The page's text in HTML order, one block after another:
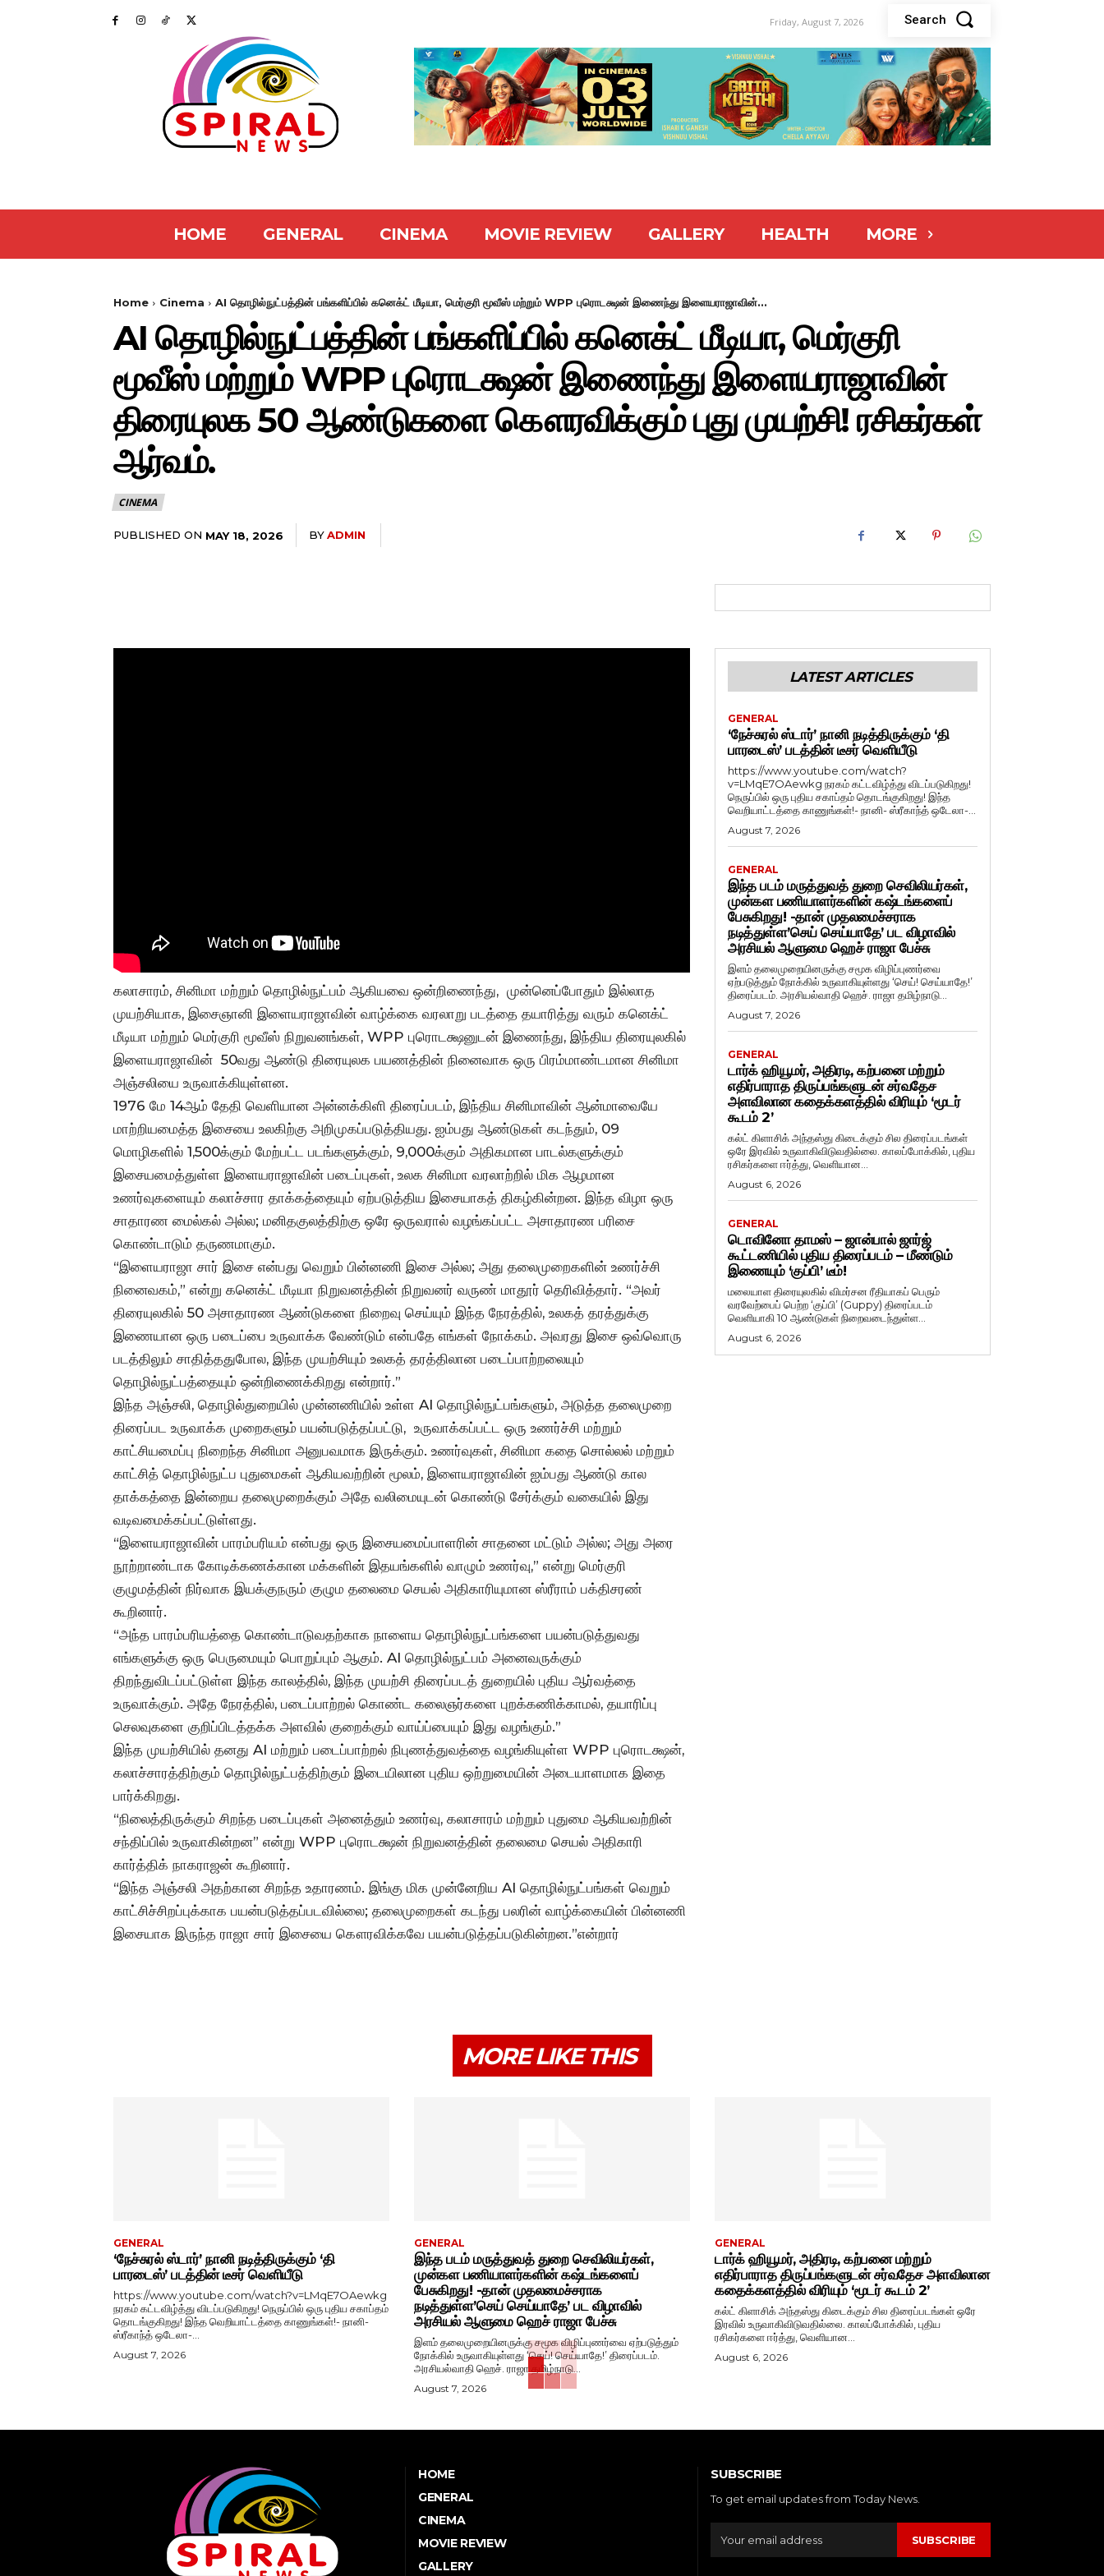
Friday, August 7, 2026 Search
HOME GENERAL CINEMA MOVIE REVIEW GALLERY HEALTH MORE
Home Cinema AI தொழில்நுட்பத்தின் பங்களிப்பில் கனெக்ட் மீடியா, மெர்குரி மூவீஸ் மற்றும் WPP புரொடக்ஷன் இணைந்து இளையராஜாவின்...
AI தொழில்நுட்பத்தின் பங்களிப்பில் கனெக்ட் மீடியா, மெர்குரி
மூவீஸ் மற்றும் WPP புரொடக்ஷன் இணைந்து இளையராஜாவின்
திரையுலக 50 ஆண்டுகளை கௌரவிக்கும் புது முயற்சி! ரசிகர்கள்
ஆர்வம்.
CINEMA
PUBLISHED ON MAY 18, 2026 BYADMIN
கலாசாரம், சினிமா மற்றும் தொழில்நுட்பம் ஆகியவை ஒன்றிணைந்து, முன்னெப்போதும் இல்லாத
முயற்சியாக, இசைஞானி இளையராஜாவின் வாழ்க்கை வரலாறு படத்தை தயாரித்து வரும் கனெக்ட்
மீடியா மற்றும் மெர்குரி மூவீஸ் நிறுவனங்கள், WPP புரொடக்ஷனுடன் இணைந்து, இந்திய திரையுலகில்
இளையராஜாவின் 50வது ஆண்டு திரையுலக பயணத்தின் நினைவாக ஒரு பிரம்மாண்டமான சினிமா
அஞ்சலியை உருவாக்கியுள்ளன.
1976 மே 14ஆம் தேதி வெளியான அன்னக்கிளி திரைப்படம், இந்திய சினிமாவின் ஆன்மாவையே
மாற்றியமைத்த இசையை உலகிற்கு அறிமுகப்படுத்தியது. ஐம்பது ஆண்டுகள் கடந்தும், 09
மொழிகளில் 1,500க்கும் மேற்பட்ட படங்களுக்கும், 9,000க்கும் அதிகமான பாடல்களுக்கும்
இசையமைத்துள்ள இளையராஜாவின் படைப்புகள், உலக சினிமா வரலாற்றில் மிக ஆழமான
உணர்வுகளையும் கலாச்சார தாக்கத்தையும் ஏற்படுத்திய இசையாகத் திகழ்கின்றன. இந்த விழா ஒரு
சாதாரண மைல்கல் அல்ல; மனிதகுலத்திற்கு ஒரே ஒருவரால் வழங்கப்பட்ட அசாதாரண பரிசை
கொண்டாடும் தருணமாகும்.
“இளையராஜா சார் இசை என்பது வெறும் பின்னணி இசை அல்ல; அது தலைமுறைகளின் உணர்ச்சி
நினைவகம்,” என்று கனெக்ட் மீடியா நிறுவனத்தின் நிறுவனர் வருண் மாதூர் தெரிவித்தார். “அவர்
திரையுலகில் 50 அசாதாரண ஆண்டுகளை நிறைவு செய்யும் இந்த நேரத்தில், உலகத் தரத்துக்கு
இணையான ஒரு படைப்பை உருவாக்க வேண்டும் என்பதே எங்கள் நோக்கம். அவரது இசை ஒவ்வொரு
படத்திலும் சாதித்ததுபோல, இந்த முயற்சியும் உலகத் தரத்திலான படைப்பாற்றலையும்
தொழில்நுட்பத்தையும் ஒன்றிணைக்கிறது என்றார்.”
இந்த அஞ்சலி, தொழில்துறையில் முன்னணியில் உள்ள AI தொழில்நுட்பங்களும், அடுத்த தலைமுறை
திரைப்பட உருவாக்க முறைகளும் பயன்படுத்தப்பட்டு, உருவாக்கப்பட்ட ஒரு உணர்ச்சி மற்றும்
காட்சியமைப்பு நிறைந்த சினிமா அனுபவமாக இருக்கும். உணர்வுகள், சினிமா கதை சொல்லல் மற்றும்
காட்சித் தொழில்நுட்ப புதுமைகள் ஆகியவற்றின் மூலம், இளையராஜாவின் ஐம்பது ஆண்டு கால
தாக்கத்தை இன்றைய தலைமுறைக்கும் அதே வலிமையுடன் கொண்டு சேர்க்கும் வகையில் இது
வடிவமைக்கப்பட்டுள்ளது.
“இளையராஜாவின் பாரம்பரியம் என்பது ஒரு இசையமைப்பாளரின் சாதனை மட்டும் அல்ல; அது அரை
நூற்றாண்டாக கோடிக்கணக்கான மக்களின் இதயங்களில் வாழும் உணர்வு,” என்று மெர்குரி
குழுமத்தின் நிர்வாக இயக்குநரும் குழும தலைமை செயல் அதிகாரியுமான ஸ்ரீராம் பக்திசரண்
கூறினார்.
“அந்த பாரம்பரியத்தை கொண்டாடுவதற்காக நாளைய தொழில்நுட்பங்களை பயன்படுத்துவது
எங்களுக்கு ஒரு பெருமையும் பொறுப்பும் ஆகும். AI தொழில்நுட்பம் அனைவருக்கும்
திறந்துவிடப்பட்டுள்ள இந்த காலத்தில், இந்த முயற்சி திரைப்படத் துறையில் புதிய ஆர்வத்தை
உருவாக்கும். அதே நேரத்தில், படைப்பாற்றல் கொண்ட கலைஞர்களை புறக்கணிக்காமல், தயாரிப்பு
செலவுகளை குறிப்பிடத்தக்க அளவில் குறைக்கும் வாய்ப்பையும் இது வழங்கும்.”
இந்த முயற்சியில் தனது AI மற்றும் படைப்பாற்றல் நிபுணத்துவத்தை வழங்கியுள்ள WPP புரொடக்ஷன்,
கலாச்சாரத்திற்கும் தொழில்நுட்பத்திற்கும் இடையிலான புதிய ஒற்றுமையின் அடையாளமாக இதை
பார்க்கிறது.
“நிலைத்திருக்கும் சிறந்த படைப்புகள் அனைத்தும் உணர்வு, கலாசாரம் மற்றும் புதுமை ஆகியவற்றின்
சந்திப்பில் உருவாகின்றன” என்று WPP புரொடக்ஷன் நிறுவனத்தின் தலைமை செயல் அதிகாரி
கார்த்திக் நாகராஜன் கூறினார்.
“இந்த அஞ்சலி அதற்கான சிறந்த உதாரணம். இங்கு மிக முன்னேறிய AI தொழில்நுட்பங்கள் வெறும்
காட்சிச்சிறப்புக்காக பயன்படுத்தப்படவில்லை; தலைமுறைகள் கடந்து பலரின் வாழ்க்கையின் பின்னணி
இசையாக இருந்த ராஜா சார் இசையை கௌரவிக்கவே பயன்படுத்தப்படுகின்றன.”என்றார்
LATEST ARTICLES
GENERAL
‘நேச்சுரல் ஸ்டார்’ நானி நடித்திருக்கும் ‘தி
பாரடைஸ்’ படத்தின் டீசர் வெளியீடு
https://www.youtube.com/watch?
v=LMqE7OAewkg நரகம் கட்டவிழ்த்து விடப்படுகிறது!
நெருப்பில் ஒரு புதிய சகாப்தம் தொடங்குகிறது! இந்த
வெறியாட்டத்தை காணுங்கள்!- நானி- ஸ்ரீகாந்த் ஒடேலா-...
August 7, 2026
GENERAL
இந்த படம் மருத்துவத் துறை செவிலியர்கள்,
முன்கள பணியாளர்களின் கஷ்டங்களைப்
பேசுகிறது! -தான் முதலமைச்சராக
நடித்துள்ள’செய் செய்யாதே’ பட விழாவில்
அரசியல் ஆளுமை ஹெச் ராஜா பேச்சு
இளம் தலைமுறையினருக்கு சமூக விழிப்புணர்வை
ஏற்படுத்தும் நோக்கில் உருவாகியுள்ளது ‘செய்! செய்யாதே!’
திரைப்படம். அரசியல்வாதி ஹெச். ராஜா தமிழ்நாடு...
August 7, 2026
GENERAL
டார்க் ஹியூமர், அதிரடி, கற்பனை மற்றும்
எதிர்பாராத திருப்பங்களுடன் சர்வதேச
அளவிலான கதைக்களத்தில் விரியும் ‘மூடர்
கூடம் 2’
கல்ட் கிளாசிக் அந்தஸ்து கிடைக்கும் சில திரைப்படங்கள்
ஒரே இரவில் உருவாகிவிடுவதில்லை. காலப்போக்கில், புதிய
ரசிகர்களை ஈர்த்து, வெளியான...
August 6, 2026
GENERAL
டொவினோ தாமஸ் – ஜான்பால் ஜார்ஜ்
கூட்டணியில் புதிய திரைப்படம் – மீண்டும்
இணையும் ‘குப்பி’ டீம்!
மலையாள திரையுலகில் விமர்சன ரீதியாகப் பெரும்
வரவேற்பைப் பெற்ற ‘குப்பி’ (Guppy) திரைப்படம்
வெளியாகி 10 ஆண்டுகள் நிறைவடைந்துள்ள...
August 6, 2026
MORE LIKE THIS
GENERAL
‘நேச்சுரல் ஸ்டார்’ நானி நடித்திருக்கும் ‘தி
பாரடைஸ்’ படத்தின் டீசர் வெளியீடு
https://www.youtube.com/watch?v=LMqE7OAewkg
நரகம் கட்டவிழ்த்து விடப்படுகிறது! நெருப்பில் ஒரு புதிய சகாப்தம்
தொடங்குகிறது! இந்த வெறியாட்டத்தை காணுங்கள்!- நானி-
ஸ்ரீகாந்த் ஒடேலா-...
August 7, 2026
GENERAL
இந்த படம் மருத்துவத் துறை செவிலியர்கள்,
முன்கள பணியாளர்களின் கஷ்டங்களைப்
பேசுகிறது! -தான் முதலமைச்சராக
நடித்துள்ள’செய் செய்யாதே’ பட விழாவில்
அரசியல் ஆளுமை ஹெச் ராஜா பேச்சு
இளம் தலைமுறையினருக்கு சமூக விழிப்புணர்வை ஏற்படுத்தும்
நோக்கில் உருவாகியுள்ளது ‘செய்! செய்யாதே!’ திரைப்படம்.
அரசியல்வாதி ஹெச். ராஜா தமிழ்நாடு...
August 7, 2026
GENERAL
டார்க் ஹியூமர், அதிரடி, கற்பனை மற்றும்
எதிர்பாராத திருப்பங்களுடன் சர்வதேச அளவிலான
கதைக்களத்தில் விரியும் ‘மூடர் கூடம் 2’
கல்ட் கிளாசிக் அந்தஸ்து கிடைக்கும் சில திரைப்படங்கள் ஒரே
இரவில் உருவாகிவிடுவதில்லை. காலப்போக்கில், புதிய
ரசிகர்களை ஈர்த்து, வெளியான...
August 6, 2026
HOME
GENERAL
CINEMA
MOVIE REVIEW
GALLERY
SUBSCRIBE
To get email updates from Today News.
SUBSCRIBE